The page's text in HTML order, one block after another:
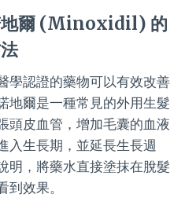
地爾 (Minoxidil) 的
學認證的藥物可以有效改善
地爾是一種常見的外用生髮
頭皮血管，增加毛囊的血液
入生長期，並延長生長週
明，將藥水直接塗抹在脫髮
效果。